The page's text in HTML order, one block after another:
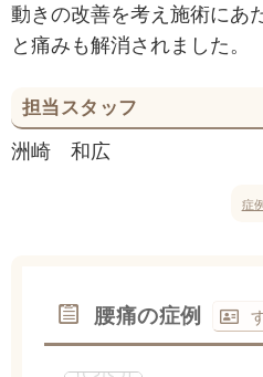
動きの改善を考え施術にあ
と痛みも解消されました。
担当スタッフ
洲崎 和広
症
腰痛の症例